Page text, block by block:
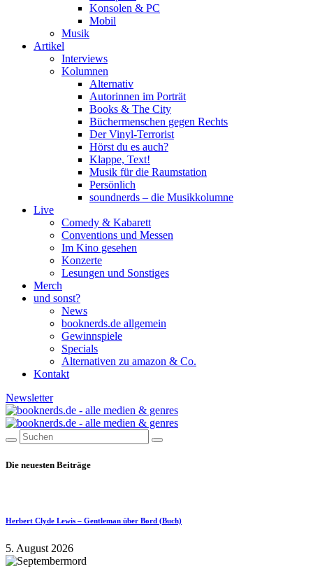
Konsolen & PC
Mobil
Musik
Artikel
Interviews
Kolumnen
Alternativ
Autorinnen im Porträt
Books & The City
Büchermenschen gegen Rechts
Der Vinyl-Terrorist
Hörst du es auch?
Klappe, Text!
Musik für die Raumstation
Persönlich
soundnerds – die Musikkolumne
Live
Comedy & Kabarett
Conventions und Messen
Im Kino gesehen
Konzerte
Lesungen und Sonstiges
Merch
und sonst?
News
booknerds.de allgemein
Gewinnspiele
Specials
Alternativen zu amazon & Co.
Kontakt
Newsletter
Die neuesten Beiträge
Herbert Clyde Lewis – Gentleman über Bord (Buch)
5. August 2026